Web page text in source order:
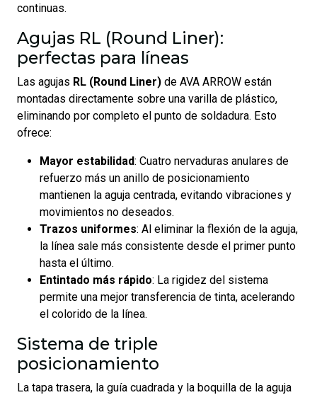
continuas.
Agujas RL (Round Liner):
perfectas para líneas
Las agujas RL (Round Liner) de AVA ARROW están
montadas directamente sobre una varilla de plástico,
eliminando por completo el punto de soldadura. Esto
ofrece:
Mayor estabilidad: Cuatro nervaduras anulares de
refuerzo más un anillo de posicionamiento
mantienen la aguja centrada, evitando vibraciones y
movimientos no deseados.
Trazos uniformes: Al eliminar la flexión de la aguja,
la línea sale más consistente desde el primer punto
hasta el último.
Entintado más rápido: La rigidez del sistema
permite una mejor transferencia de tinta, acelerando
el colorido de la línea.
Sistema de triple
posicionamiento
La tapa trasera, la guía cuadrada y la boquilla de la aguja